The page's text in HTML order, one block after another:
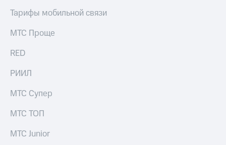
и подписки
МТС
Premium
и многое
группа
к геолокации
безопасности
что
есть
Тарифы мобильной связи
МТС Проще
RED
РИИЛ
МТС Супер
МТС ТОП
МТС Junior